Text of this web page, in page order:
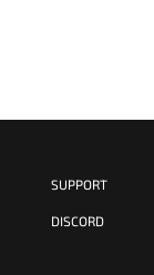
SUPPORT
DISCORD